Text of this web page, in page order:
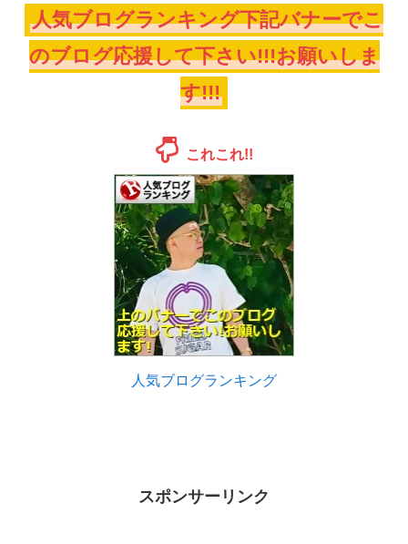
人気ブログランキング下記バナーでこ
のブログ応援して下さい!!!お願いしま
す!!!
これこれ!!
人気ブログランキング
スポンサーリンク